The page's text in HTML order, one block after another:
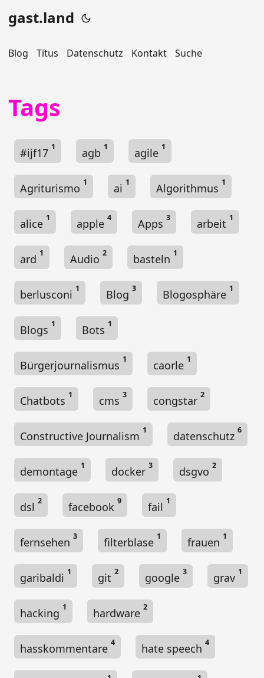
gast.land
Blog Titus Datenschutz Kontakt Suche
Tags
#ijf17 1 agb 1 agile 1
Agriturismo 1 ai 1 Algorithmus 1
alice 1 apple 4 Apps 3 arbeit 1
ard 1 Audio 2 basteln 1
berlusconi 1 Blog 3 Blogosphäre 1
Blogs 1 Bots 1
Bürgerjournalismus 1 caorle 1
Chatbots 1 cms 3 congstar 2
Constructive Journalism 1 datenschutz 6
demontage 1 docker 3 dsgvo 2
dsl 2 facebook 9 fail 1
fernsehen 3 filterblase 1 frauen 1
garibaldi 1 git 2 google 3 grav 1
hacking 1 hardware 2
hasskommentare 4 hate speech 4